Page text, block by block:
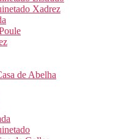
Xadrez
de Abelha